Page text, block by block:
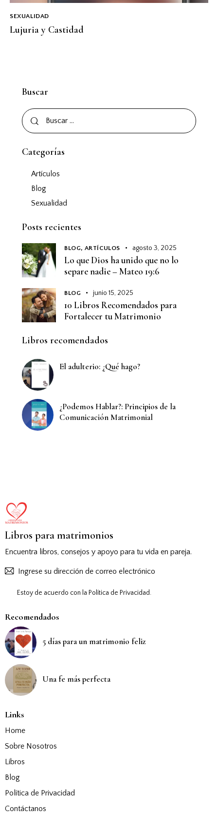
SEXUALIDAD
Lujuria y Castidad
Buscar
Categorías
Artículos
Blog
Sexualidad
Posts recientes
BLOG, ARTÍCULOS agosto 3, 2025
Lo que Dios ha unido que no lo
separe nadie – Mateo 19:6
BLOG junio 15, 2025
10 Libros Recomendados para
Fortalecer tu Matrimonio
Libros recomendados
El adulterio: ¿Qué hago?
¿Podemos Hablar?: Principios de la
Comunicación Matrimonial
Libros para matrimonios
Encuentra libros, consejos y apoyo para tu vida en pareja.
Estoy de acuerdo con la Política de Privacidad.
Recomendados
5 días para un matrimonio feliz
Una fe más perfecta
Links
Home
Sobre Nosotros
Libros
Blog
Política de Privacidad
Contáctanos